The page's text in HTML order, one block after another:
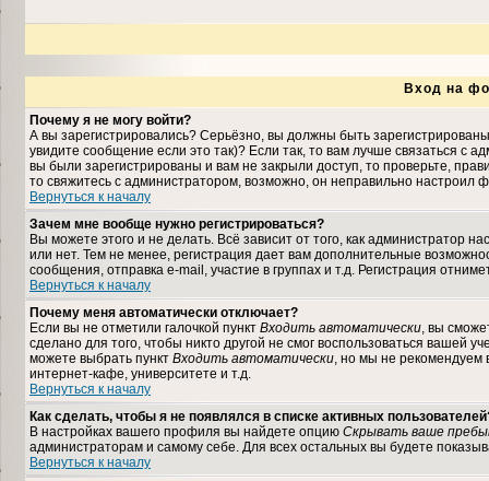
Вход на
Почему я не могу войти?
А вы зарегистрировались? Серьёзно, вы должны быть
увидите сообщение если это так)? Если так, то вам лучше связаться с
вы были зарегистрированы и вам не закрыли доступ, то проверьте,
то свяжитесь с администратором, возможно, он неправильно настроил
Вернуться к началу
Зачем мне вообще нужно регистрироваться?
Вы можете этого и не делать. Всё зависит от того, как
или нет. Тем не менее, регистрация дает вам дополнительные
сообщения, отправка e-mail, участие в группах и т.д. Регистрация
Вернуться к началу
Почему меня автоматически отключает?
Если вы не отметили галочкой пункт Входить автоматически, вы
сделано для того, чтобы никто другой не смог воспользоваться вашей
можете выбрать пункт Входить автоматически, но мы не рекомендуем
интернет-кафе, университете и т.д.
Вернуться к началу
Как сделать, чтобы я не появлялся в списке активных
В настройках вашего профиля вы найдете опцию Скрывать ваше
администраторам и самому себе. Для всех остальных вы будете
Вернуться к началу